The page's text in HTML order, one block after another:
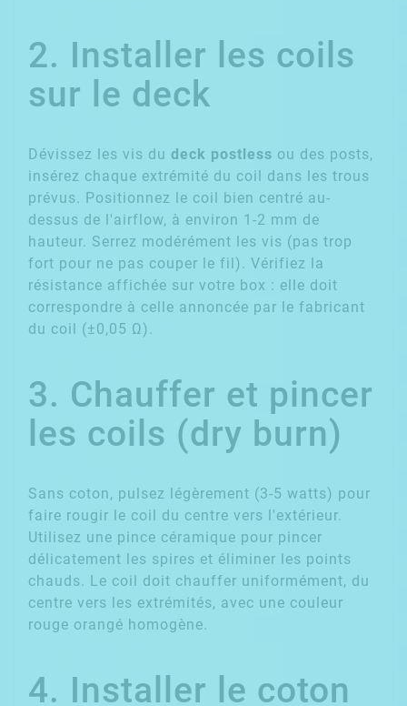
2. Installer les coils
sur le deck
Dévissez les vis du deck postless ou des posts,
insérez chaque extrémité du coil dans les trous
prévus. Positionnez le coil bien centré au-
dessus de l'airflow, à environ 1-2 mm de
hauteur. Serrez modérément les vis (pas trop
fort pour ne pas couper le fil). Vérifiez la
résistance affichée sur votre box : elle doit
correspondre à celle annoncée par le fabricant
du coil (±0,05 Ω).
3. Chauffer et pincer
les coils (dry burn)
Sans coton, pulsez légèrement (3-5 watts) pour
faire rougir le coil du centre vers l'extérieur.
Utilisez une pince céramique pour pincer
délicatement les spires et éliminer les points
chauds. Le coil doit chauffer uniformément, du
centre vers les extrémités, avec une couleur
rouge orangé homogène.
4. Installer le coton